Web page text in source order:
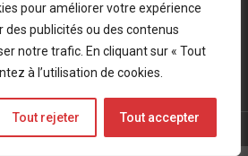
pour améliorer votre expérience
des publicités ou des contenus
notre trafic. En cliquant sur « Tout
à l’utilisation de cookies.
Tout rejeter Tout accepter
de confidentialité
Forces Operations Blog - 2022